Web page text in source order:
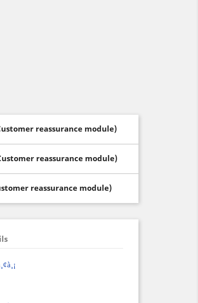
reassurance module)
reassurance module)
reassurance module)